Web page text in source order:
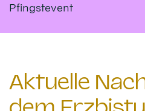
Pfingstevent
Aktuelle